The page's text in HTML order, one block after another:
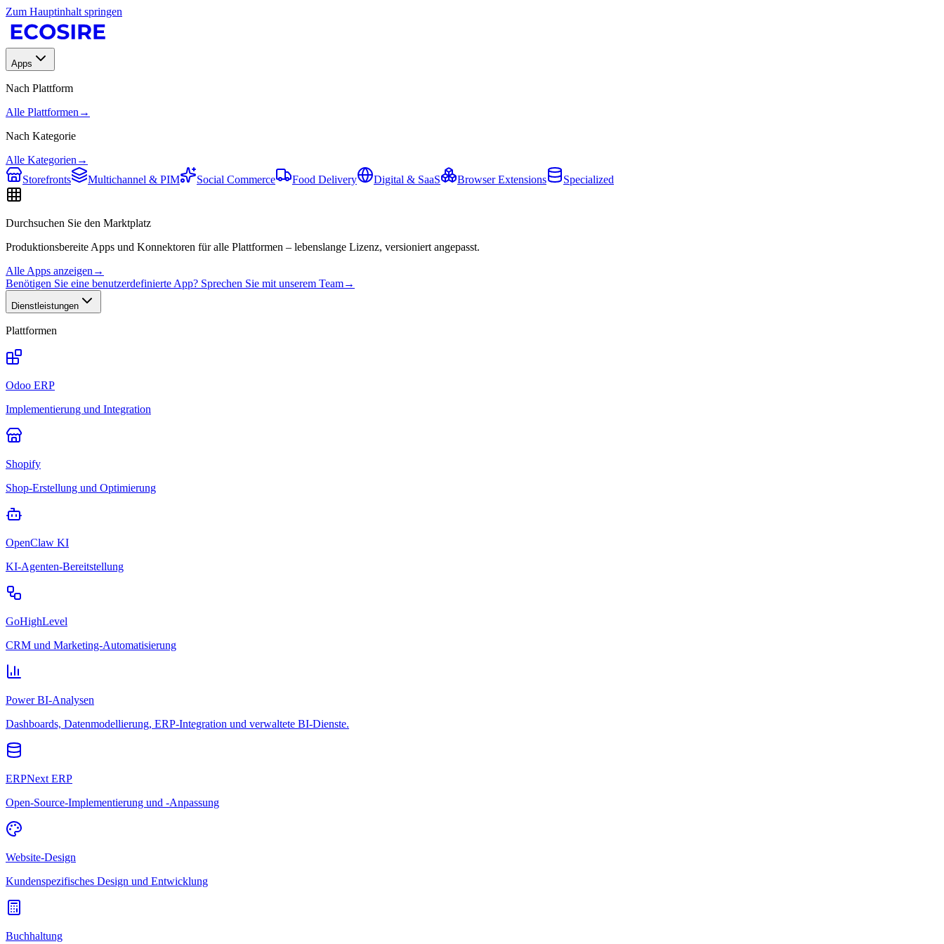
Zum Hauptinhalt springen
Apps
Nach Plattform
Alle Plattformen →
Nach Kategorie
Alle Kategorien →
Storefronts
Multichannel & PIM Social Commerce Food Delivery Digital & SaaS Browser Extensions Specialized
Durchsuchen Sie den Marktplatz
Produktionsbereite Apps und Konnektoren für alle Plattformen – lebenslange Lizenz, versioniert angepasst.
Alle Apps anzeigen →
Benötigen Sie eine benutzerdefinierte App? Sprechen Sie mit unserem Team→
Dienstleistungen
Plattformen
Odoo ERP
Implementierung und Integration
Shopify
Shop-Erstellung und Optimierung
OpenClaw KI
KI-Agenten-Bereitstellung
GoHighLevel
CRM und Marketing-Automatisierung
Power BI-Analysen
Dashboards, Datenmodellierung, ERP-Integration und verwaltete BI-Dienste.
ERPNext ERP
Open-Source-Implementierung und -Anpassung
Website-Design
Kundenspezifisches Design und Entwicklung
Buchhaltung